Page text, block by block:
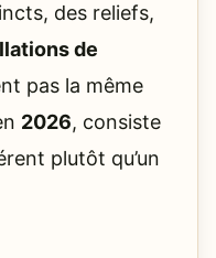
des reliefs,
de
pas la même
2026, consiste
plutôt qu’un